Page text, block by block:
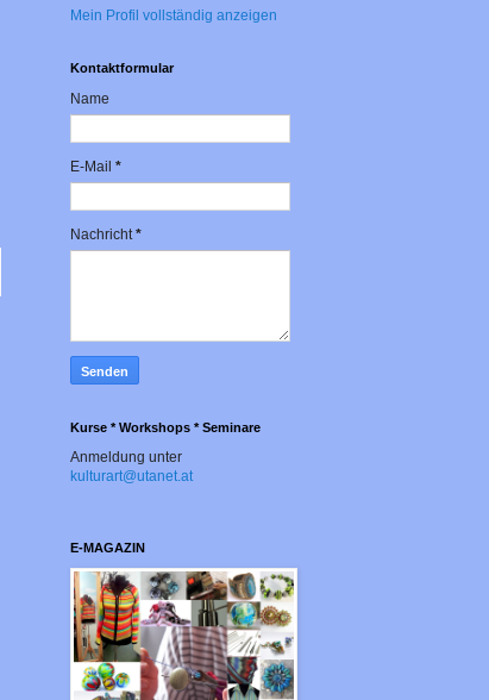
Mein Profil vollständig anzeigen
Kontaktformular
Name
E-Mail *
Nachricht*
Kurse * Workshops * Seminare
Anmeldung unter
kulturart@utanet.at
E-MAGAZIN